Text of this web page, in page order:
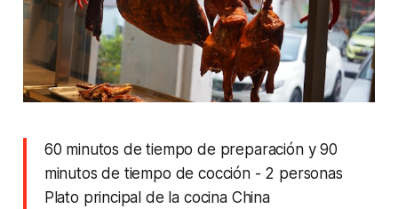
60 minutos de tiempo de preparación y 90
minutos de tiempo de cocción- 2 personas
Plato principal de la cocina China